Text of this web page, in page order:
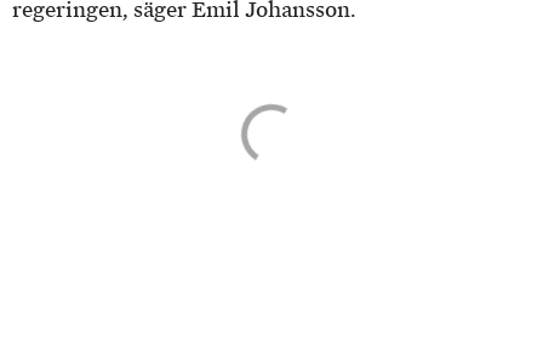
regeringen, säger Emil Johansson.